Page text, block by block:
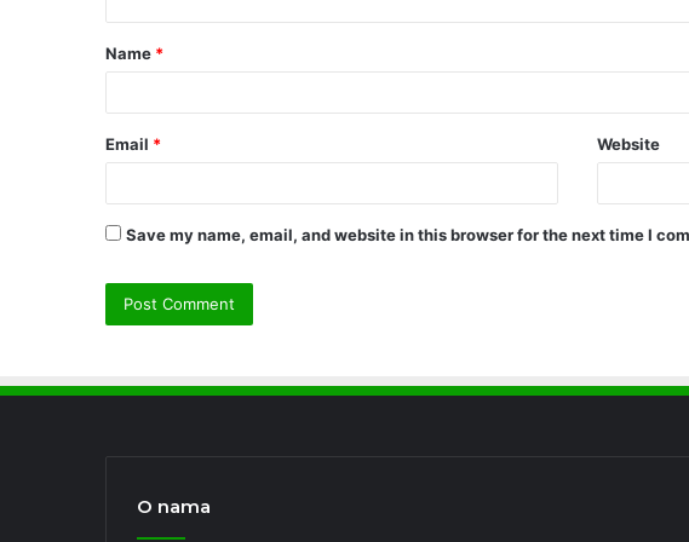
t
*
Name *
Email * Website
Save my name, email, and website in this browser for the next time I
O nama